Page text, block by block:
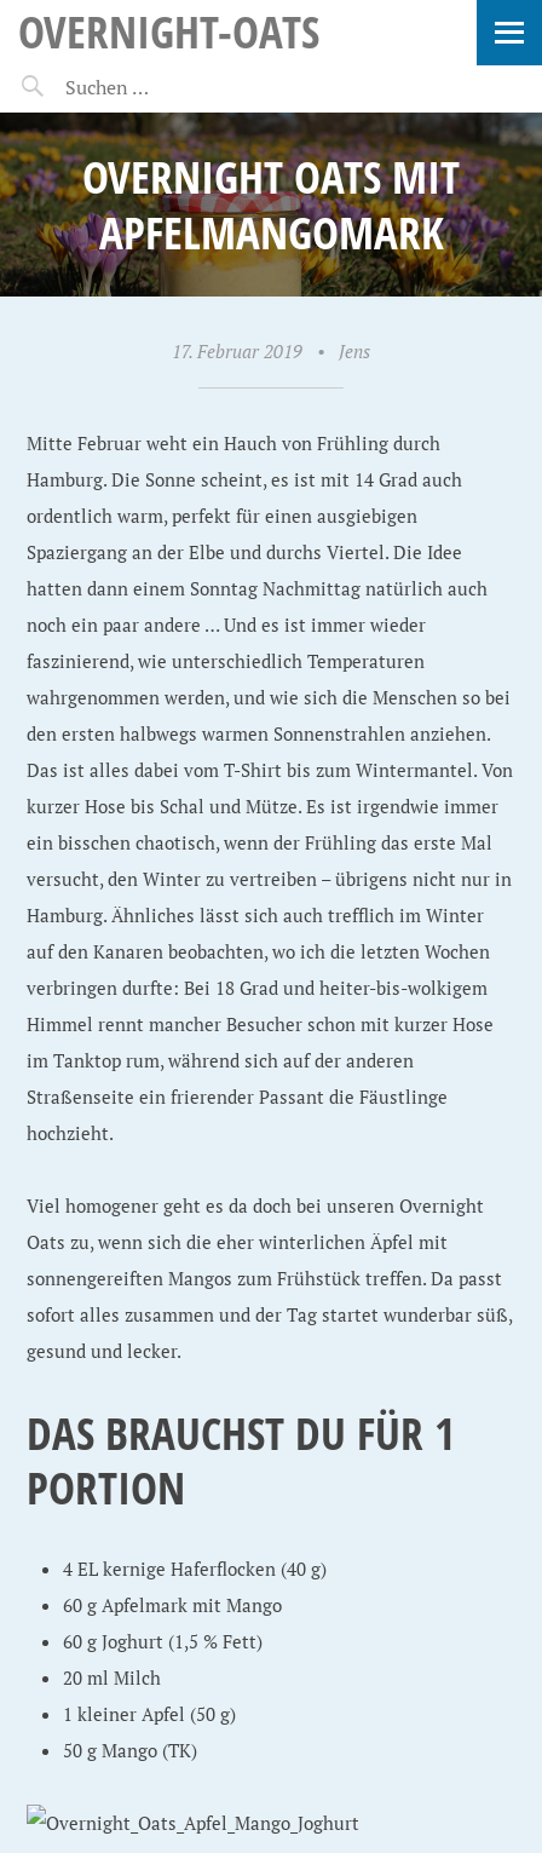
OVERNIGHT-OATS
OVERNIGHT OATS MIT
APFELMANGOMARK
17. Februar 2019 • Jens
Mitte Februar weht ein Hauch von Frühling durch
Hamburg. Die Sonne scheint, es ist mit 14 Grad auch
ordentlich warm, perfekt für einen ausgiebigen
Spaziergang an der Elbe und durchs Viertel. Die Idee
hatten dann einem Sonntag Nachmittag natürlich auch
noch ein paar andere … Und es ist immer wieder
faszinierend, wie unterschiedlich Temperaturen
wahrgenommen werden, und wie sich die Menschen so bei
den ersten halbwegs warmen Sonnenstrahlen anziehen.
Das ist alles dabei vom T-Shirt bis zum Wintermantel. Von
kurzer Hose bis Schal und Mütze. Es ist irgendwie immer
ein bisschen chaotisch, wenn der Frühling das erste Mal
versucht, den Winter zu vertreiben – übrigens nicht nur in
Hamburg. Ähnliches lässt sich auch trefflich im Winter
auf den Kanaren beobachten, wo ich die letzten Wochen
verbringen durfte: Bei 18 Grad und heiter-bis-wolkigem
Himmel rennt mancher Besucher schon mit kurzer Hose
im Tanktop rum, während sich auf der anderen
Straßenseite ein frierender Passant die Fäustlinge
hochzieht.
Viel homogener geht es da doch bei unseren Overnight
Oats zu, wenn sich die eher winterlichen Äpfel mit
sonnengereiften Mangos zum Frühstück treffen. Da passt
sofort alles zusammen und der Tag startet wunderbar süß,
gesund und lecker.
DAS BRAUCHST DU FÜR 1
PORTION
4 EL kernige Haferflocken (40 g)
60 g Apfelmark mit Mango
60 g Joghurt (1,5 % Fett)
20 ml Milch
1 kleiner Apfel (50 g)
50 g Mango (TK)